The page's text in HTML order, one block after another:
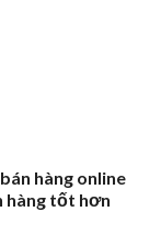
hàng online
hàng tốt hơn